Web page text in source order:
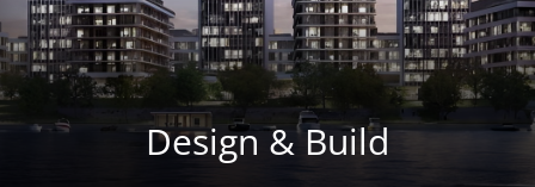
Design & Build